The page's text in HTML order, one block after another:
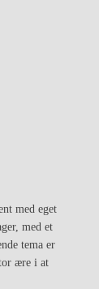
med eget
med et
tema er
ære i at